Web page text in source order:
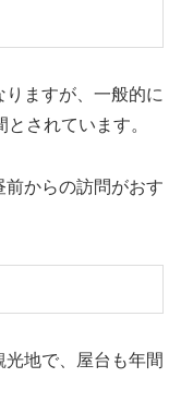
ますが、一般的に
されています。
からの訪問がおす
地で、屋台も年間